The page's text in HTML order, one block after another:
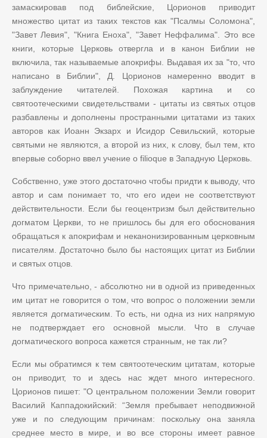
замаскировав под библейские, Цорионов приводит
множество цитат из таких текстов как "Псалмы Соломона",
"Завет Левия", "Книга Еноха", "Завет Неффалима". Это все
книги, которые Церковь отвергла и в канон Библии не
включила, так называемые апокрифы. Выдавая их за "то, что
написано в Библии", Д. Цорионов намеренно вводит в
заблуждение читателей. Похожая картина и со
святоотеческими свидетельствами - цитаты из святых отцов
разбавлены и дополнены пространными цитатами из таких
авторов как Иоанн Экзарх и Исидор Севильский, которые
святыми не являются, а второй из них, к слову, был тем, кто
впервые соборно ввел учение о filioque в Западную Церковь.
Собственно, уже этого достаточно чтобы придти к выводу, что
автор и сам понимает то, что его идеи не соответствуют
действительности. Если бы геоцентризм был действительно
догматом Церкви, то не пришлось бы для его обоснования
обращаться к апокрифам и неканонизированным церковным
писателям. Достаточно было бы настоящих цитат из Библии
и святых отцов.
Что примечательно, - абсолютно ни в одной из приведенных
им цитат не говорится о том, что вопрос о положении земли
является догматическим. То есть, ни одна из них напрямую
не подтверждает его основной мысли. Что в случае
догматического вопроса кажется странным, не так ли?
Если мы обратимся к тем святоотеческим цитатам, которые
он приводит, то и здесь нас ждет много интересного.
Цорионов пишет: "О центральном положении Земли говорит
Василий Каппадокийский: “Земля пребывает неподвижной
уже и по следующим причинам: поскольку она заняла
среднее место в мире, и во все стороны имеет равное